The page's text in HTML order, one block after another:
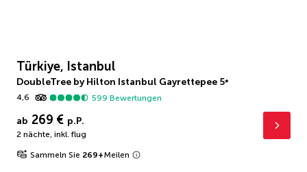
Türkiye, Istanbul
DoubleTree by Hilton Istanbul Gayrettepee 5*
4,6
599 Bewertungen
ab 269 € p.P.
2 nächte, inkl. flug
Sammeln Sie 269+Meilen